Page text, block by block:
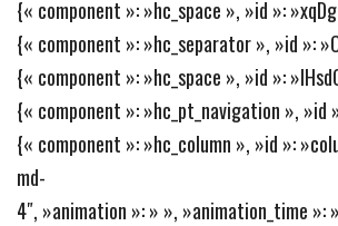
{« component »: »hc_space », »id »:
{« component »: »hc_separator », »id »:
{« component »: »hc_space », »id »:
{« component »: »hc_pt_navigation », »id
{« component »: »hc_column », »id »:
md-
4″, »animation »: » », »animation_time